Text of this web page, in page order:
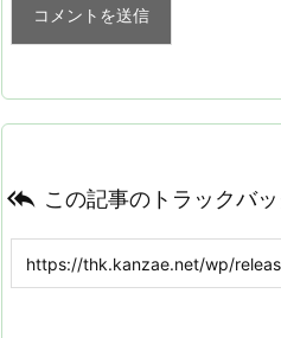
 この記事のトラックバ